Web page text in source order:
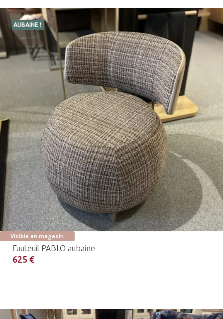
AUBAINE !
Visible en magasin
Fauteuil PABLO aubaine
625 €